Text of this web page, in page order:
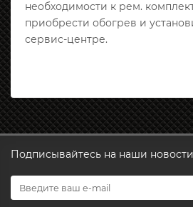
необходимости к рем.
приобрести обогрев и
сервис-центре.
Подписывайтесь на наши